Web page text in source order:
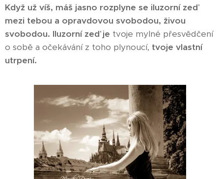
Když už víš, máš jasno rozplyne se iluzorní zeď
mezi tebou a opravdovou svobodou, živou
svobodou. Iluzorní zeď je tvoje mylné přesvědčení
o sobě a očekávání z toho plynoucí, tvoje vlastní
utrpení.